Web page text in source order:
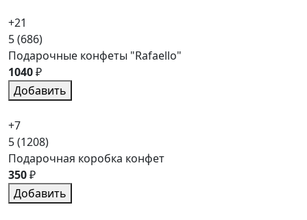
+21
5(686)
Подарочные конфеты "Rafaello"
1040₽
Добавить
+7
5(1208)
Подарочная коробка конфет
350₽
Добавить